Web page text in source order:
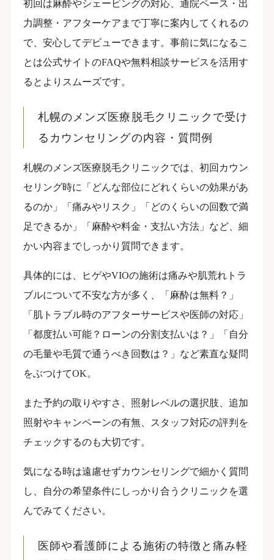
初回は麻酔やシェービングの対応、通院ペース・出
力調整・アフターケアまで丁寧に案内してくれるの
で、安心してデビューできます。事前に気になるこ
とは公式サイトのFAQや無料相談サービスを活用す
るとよりスムーズです。
札幌のメンズ医療脱毛クリニックで受け
るカウンセリングの内容・質問例
札幌のメンズ医療脱毛クリニックでは、初回カウン
セリング時に「どんな部位にどれくらいの効果があ
るのか」「痛みやリスク」「どのくらいの回数で満
足できるか」「麻酔や料金・支払い方法」など、細
かい内容までしっかり質問できます。
具体的には、ヒゲやVIOの施術は痛みや肌荒れトラ
ブルについて不安な方が多く、「麻酔は無料？」
「肌トラブル時のアフターサービスや医師の対応」
「都度払い可能？ローンの分割支払いは？」「自分
の毛量や毛質で通うべき回数は？」など素直な疑問
をぶつけてOK。
また予約の取りやすさ、照射レベルの選択肢、追加
照射やキャンペーンの有無、スタッフ対応の評判を
チェックするのも大切です。
気になる時は遠慮せずカウンセリングで細かく質問
し、自分の希望条件にしっかり合うクリニックを選
んでみてください。
医師や看護師による施術の特徴と痛み軽